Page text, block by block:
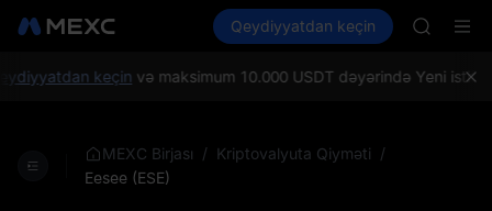
Bazarlar Spot Futures PLTR
Qeydiyyatdan keçin
UNITREE
BLESS
keçinvə maksimum 10.000 USDT dəyərində Yeni
MEXC Birjası / Kriptovalyuta Qiyməti /
Eesee (ESE)